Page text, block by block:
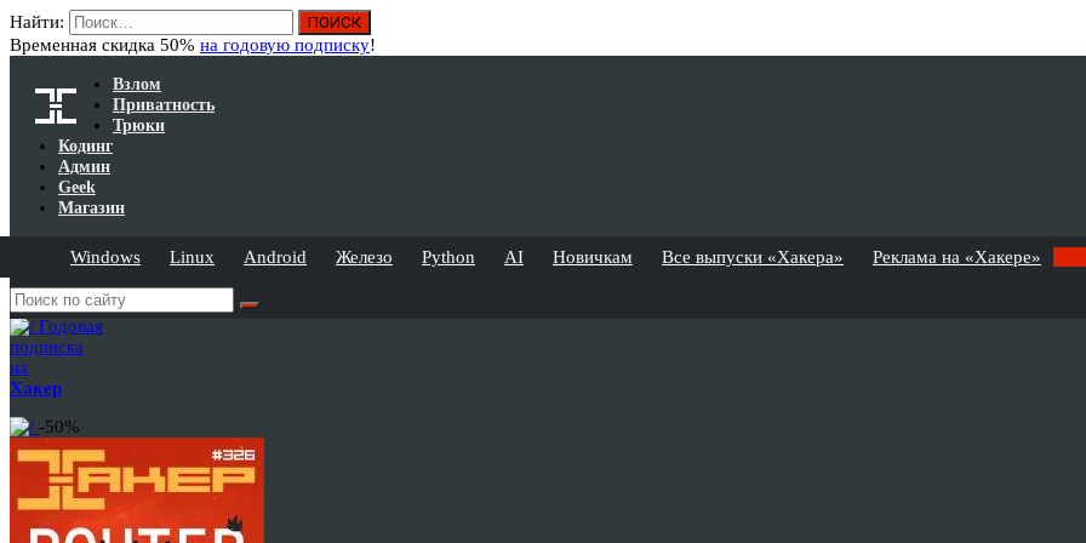
Найти:
Временная скидка 50% на годовую подписку!
Взлом
Приватность
Трюки
Кодинг
Админ
Geek
Магазин
Windows Linux Android Железо Python AI Новичкам Все выпуски «Хакера» Реклама на «Хакере»
Годовая
подписка
на
Хакер
-50%